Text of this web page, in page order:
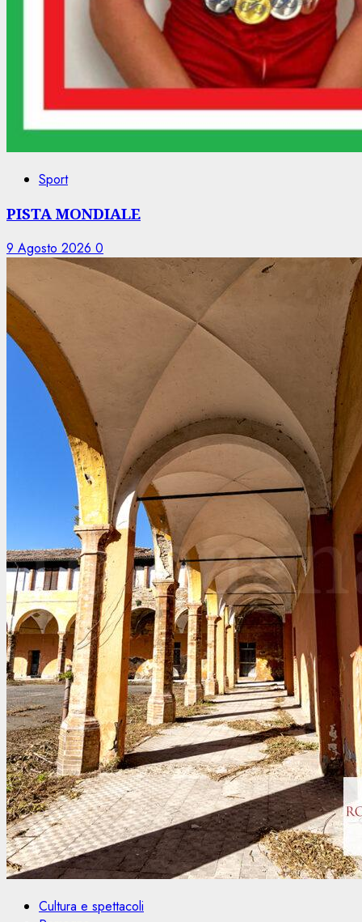
Sport
PISTA MONDIALE
9 Agosto 2026 0
Cultura e spettacoli